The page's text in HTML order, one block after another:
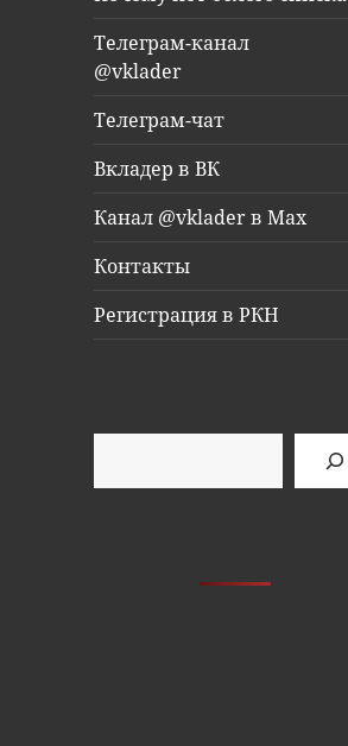
Телеграм-канал
@vklader
Телеграм-чат
Вкладер в ВК
Канал @vklader в Max
Контакты
Регистрация в РКН